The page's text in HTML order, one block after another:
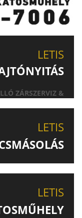
LETIS
ZÁRSZERVIZ &
LETIS
LETIS